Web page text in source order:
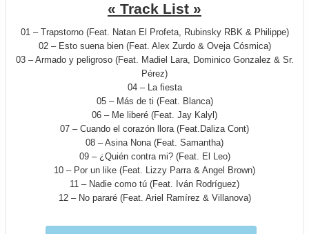
« Track List »
01 – Trapstorno (Feat. Natan El Profeta, Rubinsky RBK & Philippe)
02 – Esto suena bien (Feat. Alex Zurdo & Oveja Cósmica)
03 – Armado y peligroso (Feat. Madiel Lara, Dominico Gonzalez & Sr.
Pérez)
04 – La fiesta
05 – Más de ti (Feat. Blanca)
06 – Me liberé (Feat. Jay Kalyl)
07 – Cuando el corazón llora (Feat.Daliza Cont)
08 – Asina Nona (Feat. Samantha)
09 – ¿Quién contra mi? (Feat. El Leo)
10 – Por un like (Feat. Lizzy Parra & Angel Brown)
11 – Nadie como tú (Feat. Iván Rodríguez)
12 – No pararé (Feat. Ariel Ramírez & Villanova)